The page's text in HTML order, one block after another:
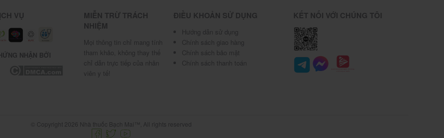
prostaglandin, leukotriene; ổn định màng
ức chế di chuyển bạch cầu đa nhân và đại thực
từ dưỡng bào; ức chế phản ứng quá mẫn
dị hóa protein, phân giải lipid, giữ natri nhẹ
VỤ
NHẬN BỞI
MIỄN TRỪ TRÁCH
NHIỆM
Mọi thông tin chỉ mang tính
tham khảo, không thay thế
chỉ dẫn trực tiếp của nhân
viên y tế!
ĐIỀU KHOẢN SỬ DỤNG
Hướng dẫn sử dụng
Chính sách giao hàng
Chính sách bảo mật
Chính sách thanh toán
KẾT NỐI VỚI CHÚNG TÔI
© Copyright 2026 Nhà thuốc Bạch Mai™, All rights reserved